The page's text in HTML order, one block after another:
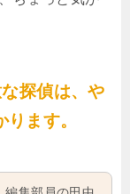
探偵は、や
ます。